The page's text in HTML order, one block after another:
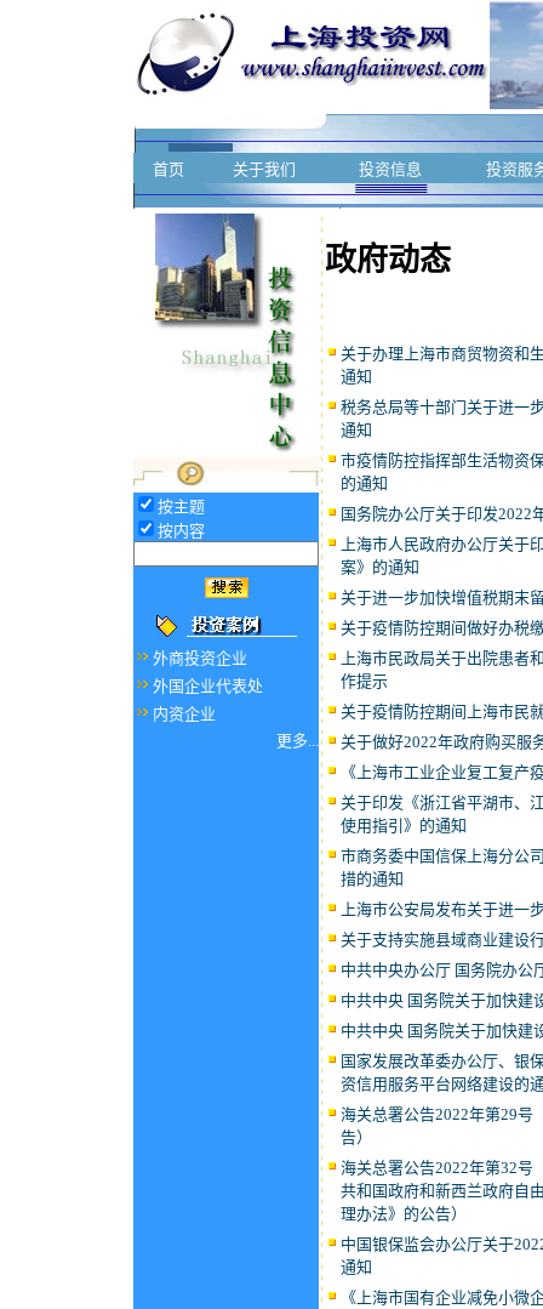
首页 关于我们 投资信息 投资服
按主题
按内容
外商投资企业
外国企业代表处
内资企业
更多...
政府动态
关于办理上海市商贸物资和
通知
税务总局等十部门关于进一
通知
市疫情防控指挥部生活物资
的通知
国务院办公厅关于印发2022
上海市人民政府办公厅关于
案》的通知
关于进一步加快增值税期末
关于疫情防控期间做好办税
上海市民政局关于出院患者
作提示
关于疫情防控期间上海市民
关于做好2022年政府购买服
《上海市工业企业复工复产
关于印发《浙江省平湖市、
使用指引》的通知
市商务委中国信保上海分公
措的通知
上海市公安局发布关于进一
关于支持实施县域商业建设
中共中央办公厅 国务院办公
中共中央 国务院关于加快建
中共中央 国务院关于加快建
国家发展改革委办公厅、银
资信用服务平台网络建设的
海关总署公告2022年第29号
告）
海关总署公告2022年第32号
共和国政府和新西兰政府自
理办法》的公告）
中国银保监会办公厅关于
通知
《上海市国有企业减免小微